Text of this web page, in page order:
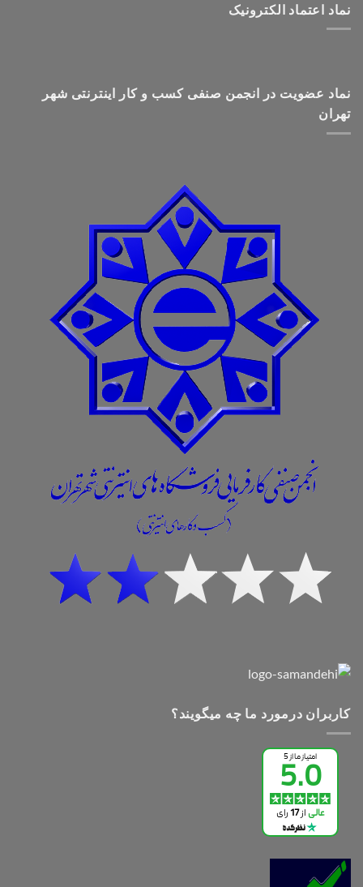
نماد اعتماد الکترونیک
نماد عضویت در انجمن صنفی کسب و کار اینترنتی شهر
تهران
کاربران درمورد ما چه میگویند؟